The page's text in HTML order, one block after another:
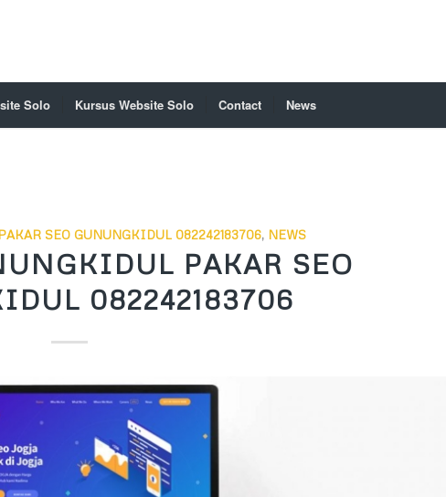
Solo Kursus Website Solo Contact News
SEO GUNUNGKIDUL 082242183706, NEWS
PAKAR SEO
082242183706